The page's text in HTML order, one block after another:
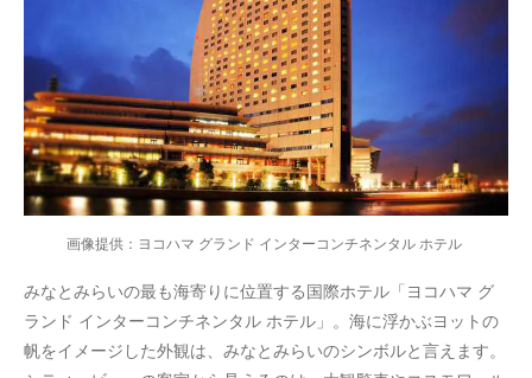
画像提供：ヨコハマ グランド インターコンチネンタル ホテル
みなとみらいの最も海寄りに位置する国際ホテル「ヨコハマ グ
ランド インターコンチネンタル ホテル」。海に浮かぶヨットの
帆をイメージした外観は、みなとみらいのシンボルと言えます。